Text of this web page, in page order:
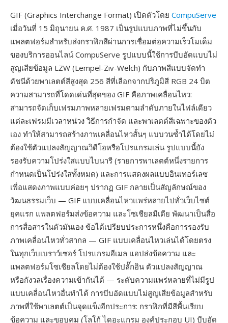
GIF (Graphics Interchange Format) เปิดตัวโดย CompuServe
เมื่อวันที่ 15 มิถุนายน ค.ศ. 1987 เป็นรูปแบบภาพที่ไม่ขึ้นกับ
แพลตฟอร์มสำหรับส่งกราฟิกสีผ่านการเชื่อมต่อความเร็วโมเด็ม
ของบริการออนไลน์ CompuServe รูปแบบนี้ใช้การบีบอัดแบบไม่
สูญเสียข้อมูล LZW (Lempel-Ziv-Welch) กับภาพสีแบบจัดทำ
ดัชนีด้วยพาเลตต์สีสูงสุด 256 สีที่เลือกจากปริภูมิสี RGB 24 บิต
ความสามารถที่โดดเด่นที่สุดของ GIF คือภาพเคลื่อนไหว:
สามารถจัดเก็บเฟรมภาพหลายเฟรมตามลำดับภายในไฟล์เดียว
แต่ละเฟรมมีเวลาหน่วง วิธีการกำจัด และพาเลตต์สีเฉพาะของตัว
เอง ทำให้สามารถสร้างภาพเคลื่อนไหวสั้นๆ แบบวนซ้ำได้โดยไม่
ต้องใช้ตัวแปลงสัญญาณวิดีโอหรือโปรแกรมเล่น รูปแบบนี้ยัง
รองรับความโปร่งใสแบบไบนารี (รายการพาเลตต์หนึ่งรายการ
กำหนดเป็นโปร่งใสทั้งหมด) และการแสดงผลแบบอินเทอร์เลซ
เพื่อแสดงภาพแบบค่อยๆ ปรากฏ GIF กลายเป็นสัญลักษณ์ของ
วัฒนธรรมเว็บ — GIF แบบเคลื่อนไหวแพร่หลายไปทั่วเว็บไซต์
ยุคแรก แพลตฟอร์มส่งข้อความ และโซเชียลมีเดีย พัฒนาเป็นสื่อ
การสื่อสารในตัวมันเอง ข้อได้เปรียบประการหนึ่งคือการรองรับ
ภาพเคลื่อนไหวทั่วสากล — GIF แบบเคลื่อนไหวเล่นได้โดยตรง
ในทุกเว็บเบราว์เซอร์ โปรแกรมอีเมล แอปส่งข้อความ และ
แพลตฟอร์มโซเชียลโดยไม่ต้องใช้ปลั๊กอิน ตัวแปลงสัญญาณ
หรือกังวลเรื่องความเข้ากันได้ — ระดับความแพร่หลายที่ไม่มีรูป
แบบเคลื่อนไหวอื่นทำได้ การบีบอัดแบบไม่สูญเสียข้อมูลสำหรับ
ภาพที่ใช้พาเลตต์เป็นจุดแข็งอีกประการ: กราฟิกที่มีสีพื้นเรียบ
ข้อความ และขอบคม (โลโก้ ไดอะแกรม องค์ประกอบ UI) บีบอัด